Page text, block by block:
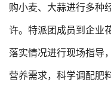
购小麦、大蒜进行多种
许。特派团成员到企业
落实情况进行现场指导
营养需求，科学调配肥